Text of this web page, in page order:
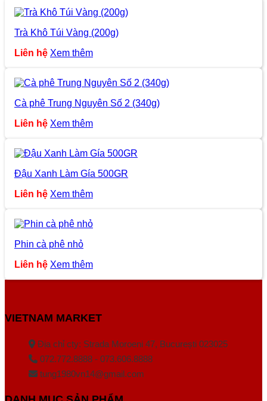
Trà Khô Túi Vàng (200g)
Liên hệ Xem thêm
Cà phê Trung Nguyên Số 2 (340g)
Liên hệ Xem thêm
Đậu Xanh Làm Gía 500GR
Liên hệ Xem thêm
Phin cà phê nhỏ
Liên hệ Xem thêm
VIETNAM MARKET
Địa chỉ cty: Strada Moroeni 47, București 023025
072.772.8888 - 073.606.8888
tung1980vn14@gmail.com